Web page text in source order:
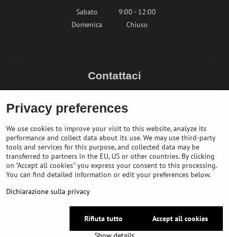
Sabato
9:00 - 12:00
Domenica
Chiuso
Contattaci
+436764858804 (AT)
Dichiarazione sulla privacy
Privacy preferences
We use cookies to improve your visit to this website, analyze its
performance and collect data about its use. We may use third-party
tools and services for this purpose, and collected data may be
transferred to partners in the EU, US or other countries. By clicking
on "Accept all cookies" you express your consent to this processing.
You can find detailed information or edit your preferences below.
Dichiarazione sulla privacy
Accept all cookies
Rifiuta tutto